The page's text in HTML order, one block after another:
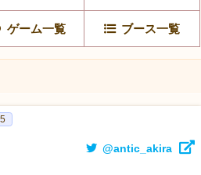
ゲーム一覧 ブース一覧
@antic_akira